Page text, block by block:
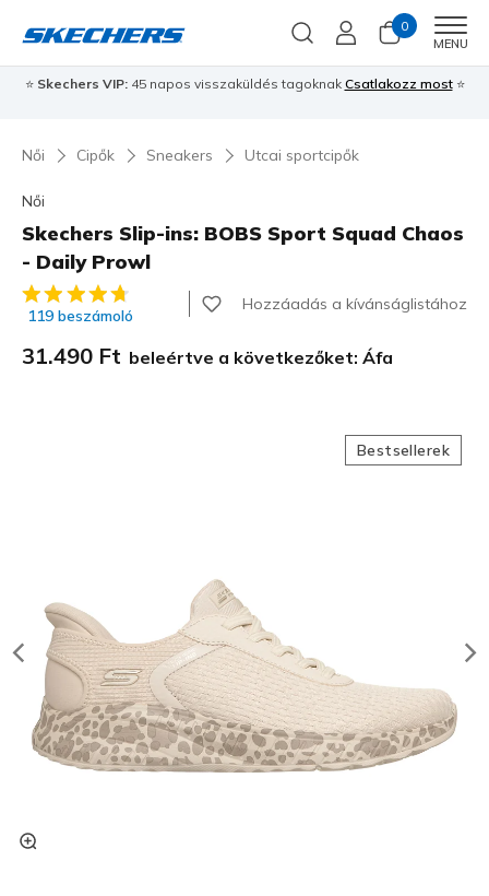
0
MENU
⭐ Skechers VIP:45 napos visszaküldés tagoknak Csatlakozz most⭐
Női Cipők Sneakers Utcai sportcipők
Női
Skechers Slip-ins: BOBS Sport Squad Chaos
- Daily Prowl
4,2 az 5-ből ügyfélértékelés
119 beszámoló
Hozzáadás a kívánságlistához
31.490 Ft beleértve a következőket: Áfa
Bestsellerek